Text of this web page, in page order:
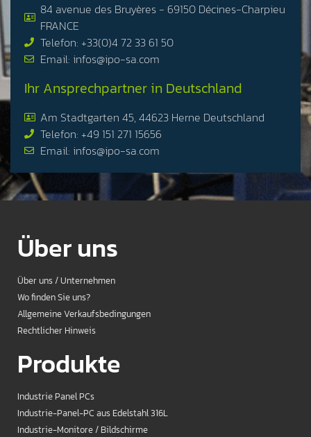
84 avenue des Bruyères - 69150 Décines-Charpieu
FRANCE
Telefon: +33(0)4 72 33 61 50
Email: infos@ipo-sa.com
Ihr Ansprechpartner in Deutschland
Am Stadtgarten 45, 44623 Herne Deutschland
Telefon: +49 151 271 15656
Email: infos@ipo-sa.com
Über uns
Über uns / Unternehmen
Wo finden Sie uns?
Allgemeine Verkaufsbedingungen
Rechtlicher Hinweis
Produkte
Industrie Panel PCs
Industrie-Panel-PC aus Edelstahl 316L
Industrie-Monitore / Bildschirme